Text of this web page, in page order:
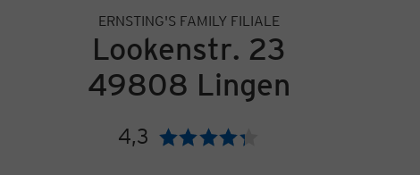
ERNSTING'S FAMILY FILIALE
Lookenstr. 23
49808 Lingen
4,3 Bewertung: